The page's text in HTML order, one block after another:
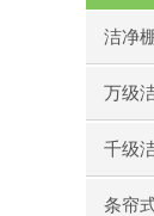
洁净棚
万级
千级
条帘